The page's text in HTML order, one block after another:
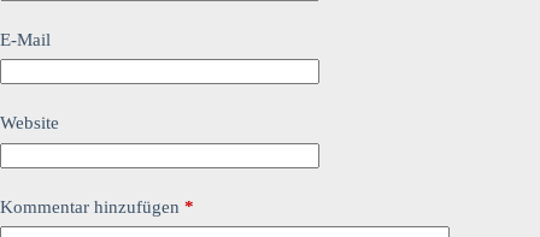
E-Mail
Website
Kommentar hinzufügen *